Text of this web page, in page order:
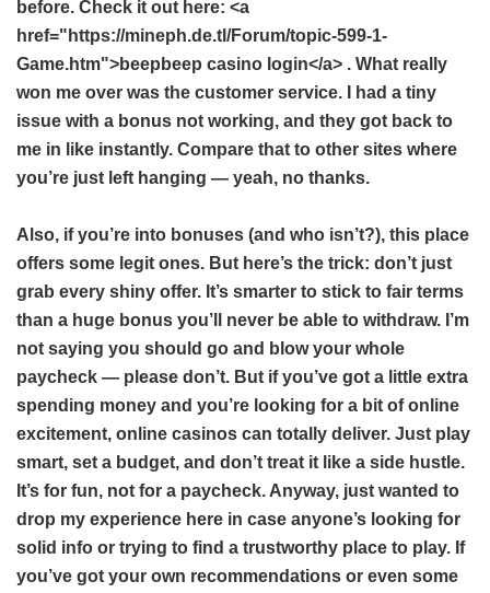
before. Check it out here: <a
href="https://mineph.de.tl/Forum/topic-599-1-
Game.htm">beepbeep casino login</a> . What really
won me over was the customer service. I had a tiny
issue with a bonus not working, and they got back to
me in like instantly. Compare that to other sites where
you’re just left hanging — yeah, no thanks.
Also, if you’re into bonuses (and who isn’t?), this place
offers some legit ones. But here’s the trick: don’t just
grab every shiny offer. It’s smarter to stick to fair terms
than a huge bonus you’ll never be able to withdraw. I’m
not saying you should go and blow your whole
paycheck — please don’t. But if you’ve got a little extra
spending money and you’re looking for a bit of online
excitement, online casinos can totally deliver. Just play
smart, set a budget, and don’t treat it like a side hustle.
It’s for fun, not for a paycheck. Anyway, just wanted to
drop my experience here in case anyone’s looking for
solid info or trying to find a trustworthy place to play. If
you’ve got your own recommendations or even some